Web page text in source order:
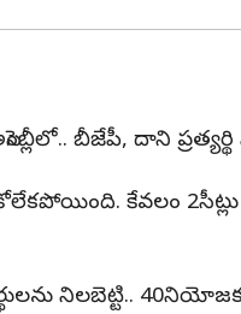
బీజేపీ, దాని
కేవలం
నిలబెట్టి..